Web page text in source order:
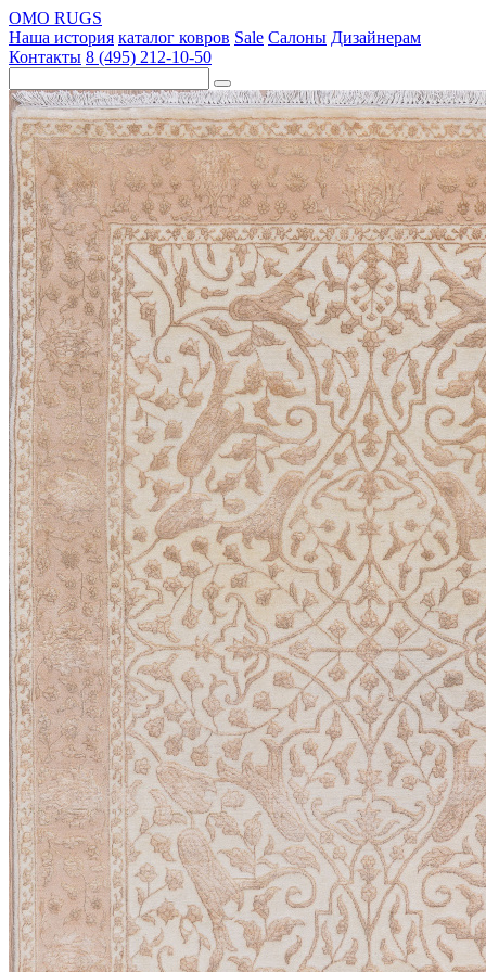
OMO RUGS
Наша история каталог ковров Sale Салоны Дизайнерам
Контакты 8 (495) 212-10-50